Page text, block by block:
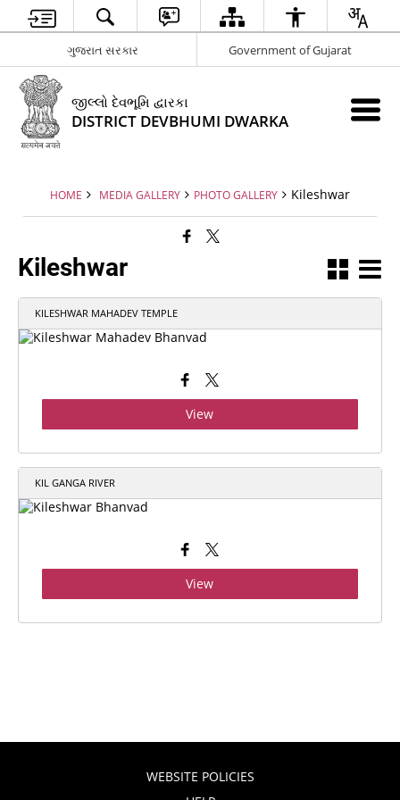
ગુજરાત સરકાર Government of Gujarat
જીલ્લો દેવભૂમિ દ્વારકા
DISTRICT DEVBHUMI DWARKA
HOME MEDIA GALLERY PHOTO GALLERY Kileshwar
Kileshwar
KILESHWAR MAHADEV TEMPLE
View
KIL GANGA RIVER
View
WEBSITE POLICIES